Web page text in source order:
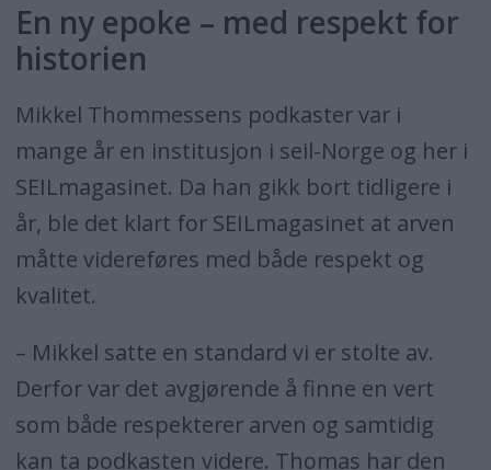
En ny epoke – med respekt for
historien
Mikkel Thommessens podkaster var i
mange år en institusjon i seil-Norge og her i
SEILmagasinet. Da han gikk bort tidligere i
år, ble det klart for SEILmagasinet at arven
måtte videreføres med både respekt og
kvalitet.
– Mikkel satte en standard vi er stolte av.
Derfor var det avgjørende å finne en vert
som både respekterer arven og samtidig
kan ta podkasten videre. Thomas har den